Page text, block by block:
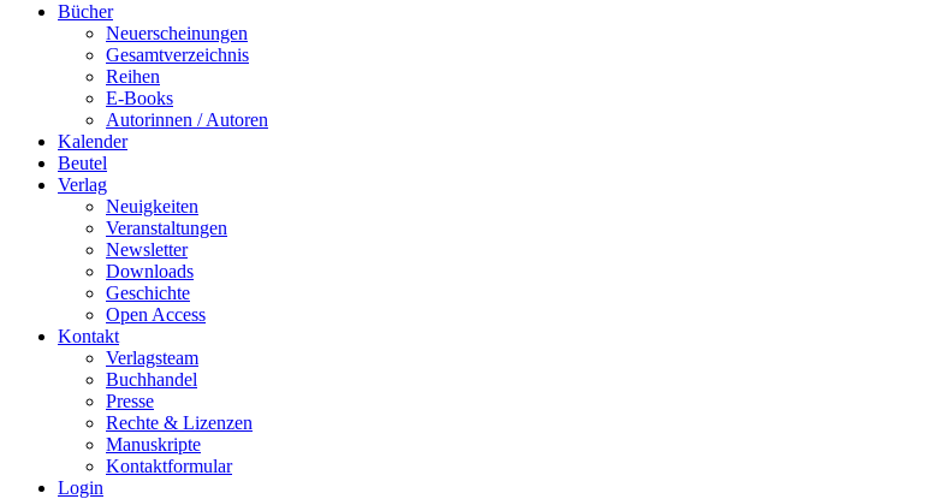
Bücher
Neuerscheinungen
Gesamtverzeichnis
Reihen
E-Books
Autorinnen / Autoren
Kalender
Beutel
Verlag
Neuigkeiten
Veranstaltungen
Newsletter
Downloads
Geschichte
Open Access
Kontakt
Verlagsteam
Buchhandel
Presse
Rechte & Lizenzen
Manuskripte
Kontaktformular
Login